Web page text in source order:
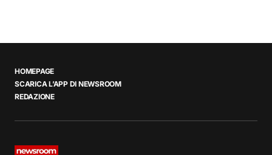
HOMEPAGE
SCARICA L’APP DI NEWSROOM
REDAZIONE